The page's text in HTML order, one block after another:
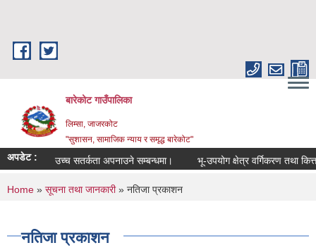
बारेकोट गाउँपालिका
लिम्सा, जाजरकोट
"सुशासन, सामाजिक न्याय र समृद्ध बारेकोट"
अपडेट : उच्च सतर्कता अपनाउने सम्बन्धमा। भू-उपयोग क्षेत्र वर्गिकरण तथा
You are here
Home » सूचना तथा जानकारी» नतिजा प्रकाशन
नतिजा प्रकाशन